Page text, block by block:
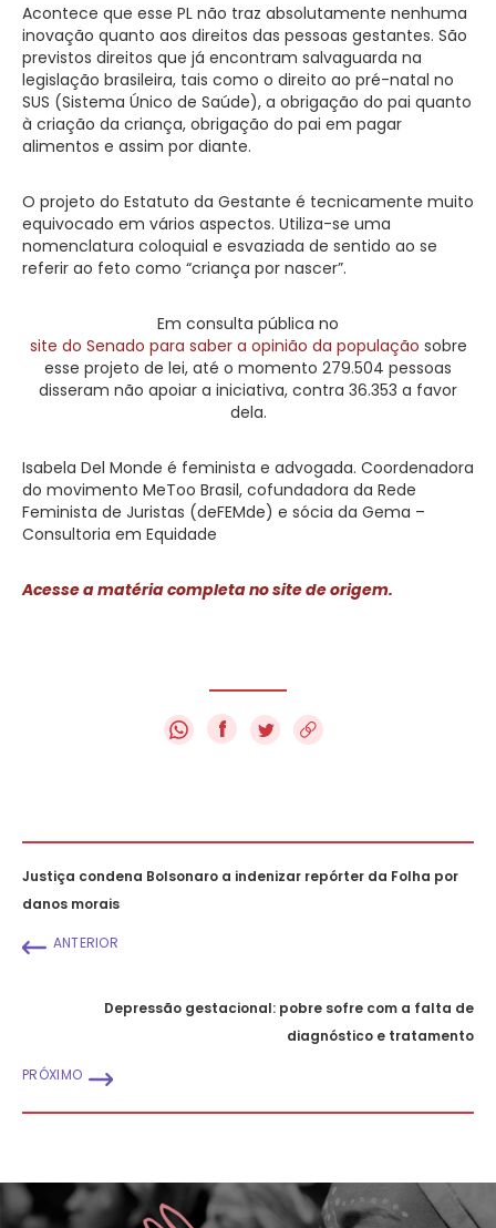
Acontece que esse PL não traz absolutamente nenhuma
inovação quanto aos direitos das pessoas gestantes. São
previstos direitos que já encontram salvaguarda na
legislação brasileira, tais como o direito ao pré-natal no
SUS (Sistema Único de Saúde), a obrigação do pai quanto
à criação da criança, obrigação do pai em pagar
alimentos e assim por diante.
O projeto do Estatuto da Gestante é tecnicamente muito
equivocado em vários aspectos. Utiliza-se uma
nomenclatura coloquial e esvaziada de sentido ao se
referir ao feto como “criança por nascer”.
Em consulta pública no
site do Senado para saber a opinião da população sobre
esse projeto de lei, até o momento 279.504 pessoas
disseram não apoiar a iniciativa, contra 36.353 a favor
dela.
Isabela Del Monde é feminista e advogada. Coordenadora
do movimento MeToo Brasil, cofundadora da Rede
Feminista de Juristas (deFEMde) e sócia da Gema –
Consultoria em Equidade
Acesse a matéria completa no site de origem.
f
Justiça condena Bolsonaro a indenizar repórter da Folha por
danos morais
ANTERIOR
Depressão gestacional: pobre sofre com a falta de
diagnóstico e tratamento
PRÓXIMO